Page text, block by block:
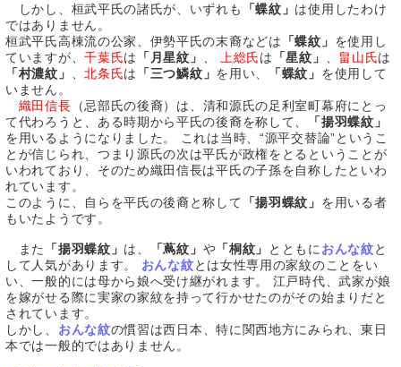
しかし、桓武平氏の諸氏が、いずれも 「蝶紋」 は使用したわけ
ではありません。
桓武平氏高棟流の公家、伊勢平氏の末裔などは
「蝶紋」 を使用し
ていますが、千葉氏は 「月星紋」 上総氏は 「星紋」 畠山氏は
「村濃紋」
、北条氏は 「三つ鱗紋」 を用い、 「蝶紋」 を使用して
いません。
織田信長 （忌部氏の後裔）は、清和源氏の足利室町幕府にとっ
て代わろうと、ある時期から平氏の後裔を称して、
「揚羽蝶紋」
を用いるようになりました。 これは当時、“源平交替論”というこ
とが信じられ、つまり源氏の次は平氏が政権をとるということが
いわれており、そのため織田信長は平氏の子孫を自称したといわ
れています。
このように、自らを平氏の後裔と称して
「揚羽蝶紋」 を用いる者
もいたようです。
また 「揚羽蝶紋」 は、 「蔦紋」 や 「桐紋」 とともに おんな紋と
して人気があります。 おんな紋とは女性専用の家紋のことをい
い、一般的には母から娘へ受け継がれます。 江戸時代、武家が娘
を嫁がせる際に実家の家紋を持って行かせたのがその始まりだと
されています。
しかし、 おんな紋の慣習は西日本、特に関西地方にみられ、東日
本では一般的ではありません。